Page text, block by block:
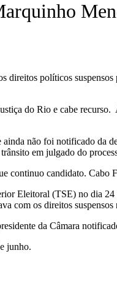
políticos
do Rio e cabe
não foi notificado da
em julgado do
continuo candidato. Cabo
Eleitoral (TSE) no dia
com os direitos
da Câmara
junho.